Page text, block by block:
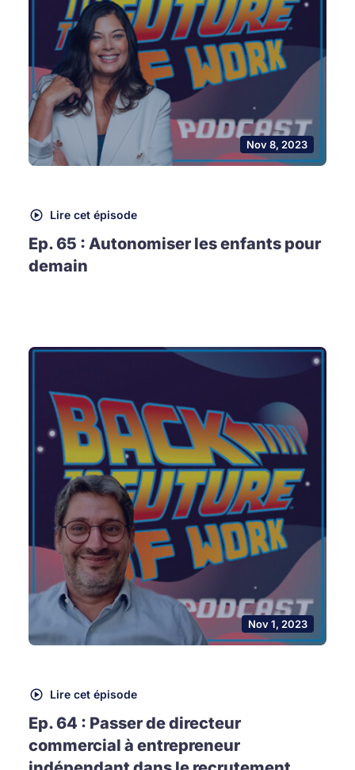
Nov 8, 2023
Lire cet épisode
Ep. 65 : Autonomiser les enfants pour
demain
Nov 1, 2023
Lire cet épisode
Ep. 64 : Passer de directeur
commercial à entrepreneur